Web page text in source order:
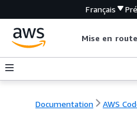
Français
Mise en route
Documentation AWS